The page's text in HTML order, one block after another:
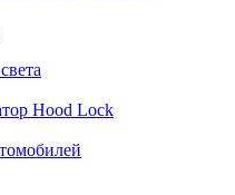
Hood Lock